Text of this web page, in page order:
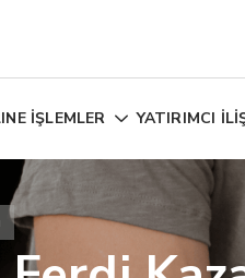
İŞLEMLER YATIRIMCI